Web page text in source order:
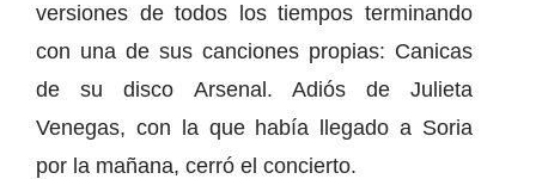
versiones de todos los tiempos terminando
con una de sus canciones propias: Canicas
de su disco Arsenal. Adiós de Julieta
Venegas, con la que había llegado a Soria
por la mañana, cerró el concierto.